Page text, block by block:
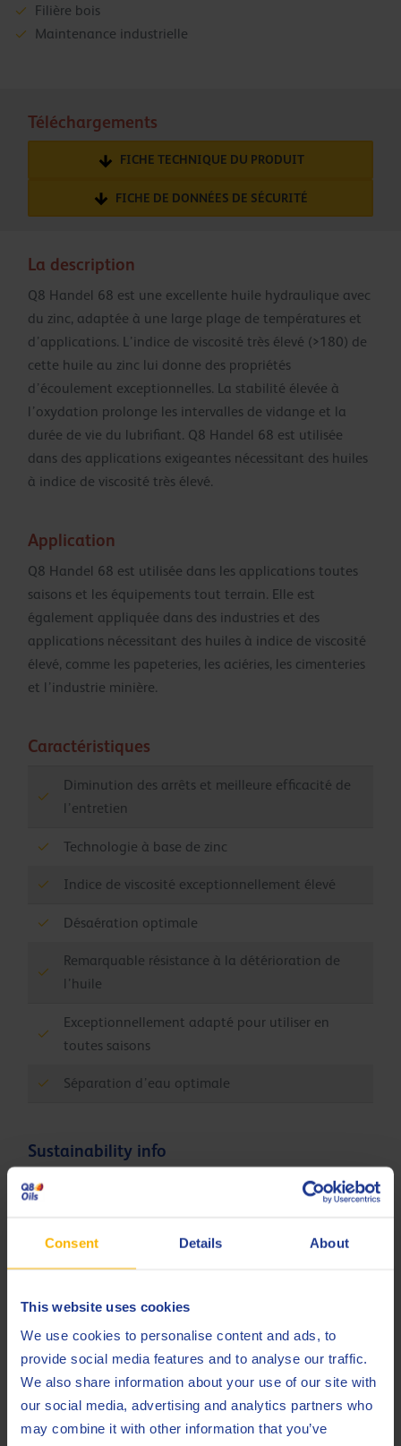
Consent Details About
This website uses cookies
We use cookies to personalise content and ads, to
provide social media features and to analyse our traffic.
We also share information about your use of our site with
our social media, advertising and analytics partners who
may combine it with other information that you’ve
Filière bois
Maintenance industrielle
Téléchargements
FICHE TECHNIQUE DU PRODUIT
FICHE DE DONNÉES DE SÉCURITÉ
La description
Q8 Handel 68 est une excellente huile hydraulique avec
du zinc, adaptée à une large plage de températures et
d’applications. L’indice de viscosité très élevé (>180) de
cette huile au zinc lui donne des propriétés
d’écoulement exceptionnelles. La stabilité élevée à
l’oxydation prolonge les intervalles de vidange et la
durée de vie du lubrifiant. Q8 Handel 68 est utilisée
dans des applications exigeantes nécessitant des huiles
à indice de viscosité très élevé.
Application
Q8 Handel 68 est utilisée dans les applications toutes
saisons et les équipements tout terrain. Elle est
également appliquée dans des industries et des
applications nécessitant des huiles à indice de viscosité
élevé, comme les papeteries, les aciéries, les cimenteries
et l’industrie minière.
Caractéristiques
Diminution des arrêts et meilleure efficacité de
l’entretien
Technologie à base de zinc
Indice de viscosité exceptionnellement élevé
Désaération optimale
Remarquable résistance à la détérioration de
l’huile
Exceptionnellement adapté pour utiliser en
toutes saisons
Séparation d’eau optimale
Sustainability info
L'empreinte carbone (PCF) du produit Q8 Handel
Q8Oils en Belgique), est de 1.43 kg CO
eq / kg. Pour
en savoir plus sur l'impact environnemental positif
Q8Oils. Pour plus d'informations, consultez ce
Spécifications et approbations
Bosch Rexroth RE 90220 notes